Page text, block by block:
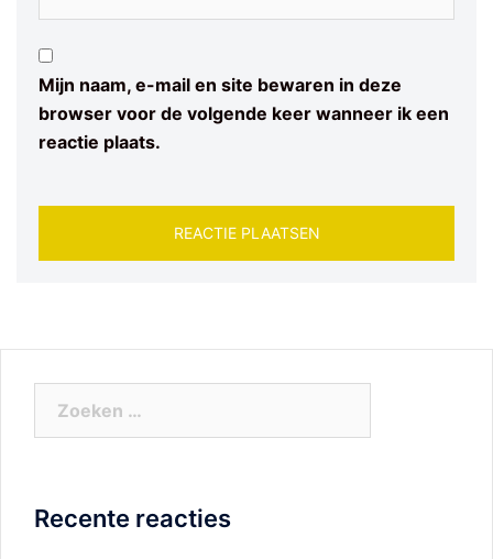
Mijn naam, e-mail en site bewaren in deze
browser voor de volgende keer wanneer ik een
reactie plaats.
Recente reacties